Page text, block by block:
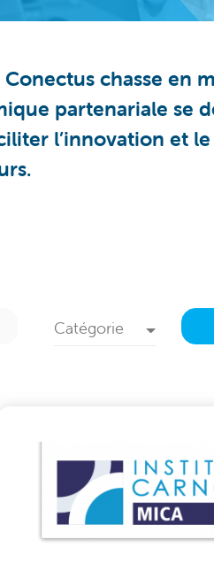
chasse en
partenariale se
l’innovation et
Catégorie